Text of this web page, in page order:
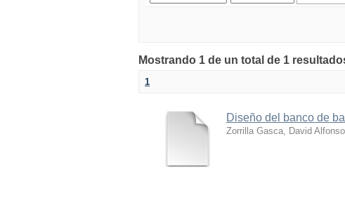
Mostrando 1 de un total de 1
1
Diseño del banco de
Zorrilla Gasca, David Alfonso